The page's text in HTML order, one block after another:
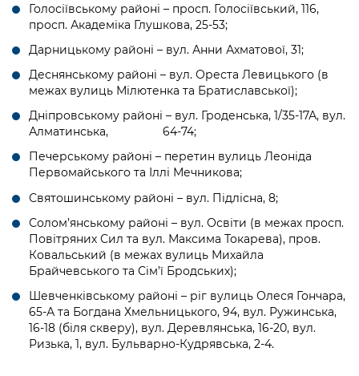
Голосіївському районі – просп. Голосіївський, 116,
просп. Академіка Глушкова, 25-53;
Дарницькому районі – вул. Анни Ахматової, 31;
Деснянському районі – вул. Ореста Левицького (в
межах вулиць Мілютенка та Братиславської);
Дніпровському районі – вул. Гроденська, 1/35-17А, вул.
Алматинська, 64-74;
Печерському районі – перетин вулиць Леоніда
Первомайського та Іллі Мечникова;
Святошинському районі – вул. Підлісна, 8;
Солом’янському районі – вул. Освіти (в межах просп.
Повітряних Сил та вул. Максима Токарева), пров.
Ковальський (в межах вулиць Михайла
Брайчевського та Сім’ї Бродських);
Шевченківському районі – ріг вулиць Олеся Гончара,
65-А та Богдана Хмельницького, 94, вул. Ружинська,
16-18 (біля скверу), вул. Деревлянська, 16-20, вул.
Ризька, 1, вул. Бульварно-Кудрявська, 2-4.